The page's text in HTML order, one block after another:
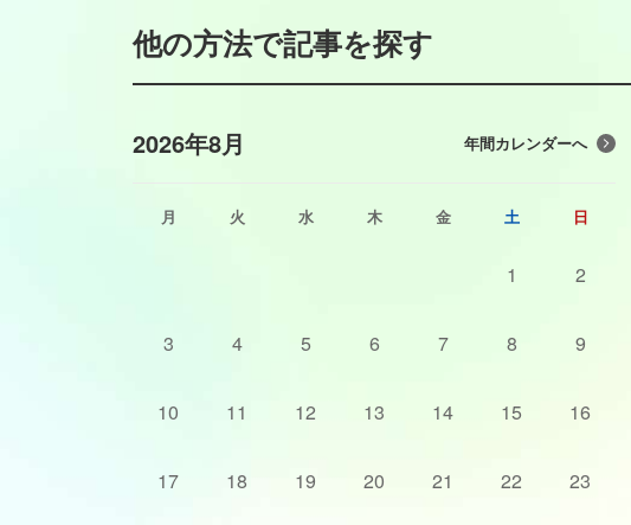
他の方法で記事を探す
2026年8月 年間カレンダーへ
月 火 水 木 金 土 日
1 2
3 4 5 6 7 8 9
10 11 12 13 14 15 16
17 18 19 20 21 22 23